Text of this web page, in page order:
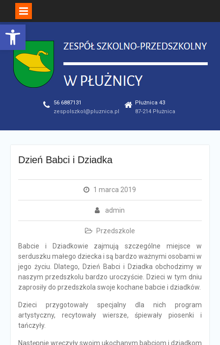
Open toolbar
Skip
to
content
56 6887131
zespolszkol@pluznica.pl
Płużnica 43
87-214 Płużnica
Dzień Babci i Dziadka
1 marca 2019
admin
Przedszkole
Babcie i Dziadkowie zajmują szczególne miejsce w
serduszku małego dziecka i są bardzo ważnymi osobami w
jego życiu. Dlatego, Dzień Babci i Dziadka obchodzimy w
naszym przedszkolu bardzo uroczyście. Dzieci w tym dniu
zaprosiły do przedszkola swoje kochane babcie i dziadków.
Dzieci przygotowały specjalny dla nich program
artystyczny, recytowały wiersze, śpiewały piosenki i
tańczyły.
Następnie wręczyły swoim ukochanym babciom i dziadkom